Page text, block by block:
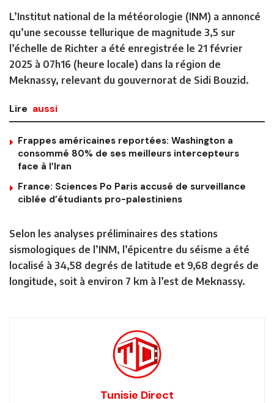
L’Institut national de la météorologie (INM) a annoncé
qu’une secousse tellurique de magnitude 3,5 sur
l’échelle de Richter a été enregistrée le 21 février
2025 à 07h16 (heure locale) dans la région de
Meknassy, relevant du gouvernorat de Sidi Bouzid.
Lire aussi
Frappes américaines reportées: Washington a
consommé 80% de ses meilleurs intercepteurs
face à l’Iran
France: Sciences Po Paris accusé de surveillance
ciblée d’étudiants pro-palestiniens
Selon les analyses préliminaires des stations
sismologiques de l’INM, l’épicentre du séisme a été
localisé à 34,58 degrés de latitude et 9,68 degrés de
longitude, soit à environ 7 km à l’est de Meknassy.
Tunisie Direct